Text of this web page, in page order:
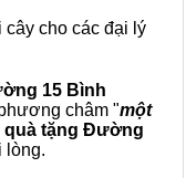
cây cho các đại lý
15 Bình
châm "một
quà tặng Đường
lòng.